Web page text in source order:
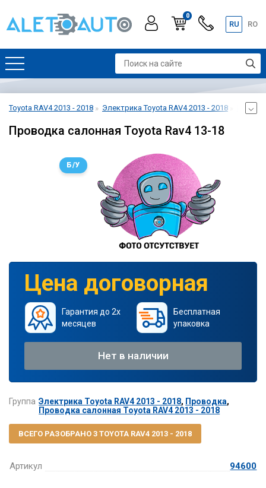
0
RU RO
Toyota RAV4 2013 - 2018 Электрика Toyota RAV4 2013 - 2018
Проводка салонная Toyota Rav4 13-18
Б/У
Артикул 94600
Цена договорная
Гарантия до 2х
месяцев
Бесплатная
упаковка
Нет в наличии
Группа Электрика Toyota RAV4 2013 - 2018, Проводка,
Проводка салонная Toyota RAV4 2013 - 2018
ВСЕГО РАЗОБРАНО 3 TOYOTA RAV4 2013 - 2018